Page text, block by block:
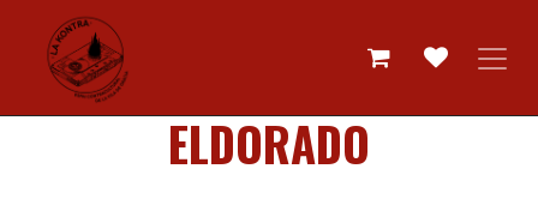
Skip to Content
ELDORADO